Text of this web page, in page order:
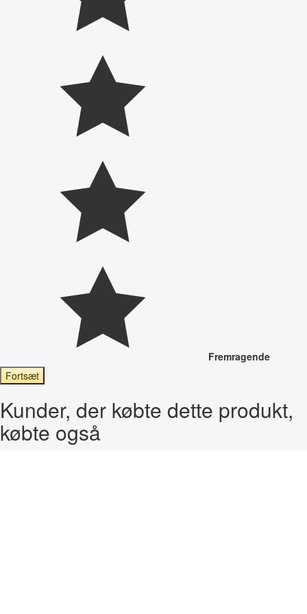
Fremragende
Fortsæt
Kunder, der købte dette produkt,
købte også